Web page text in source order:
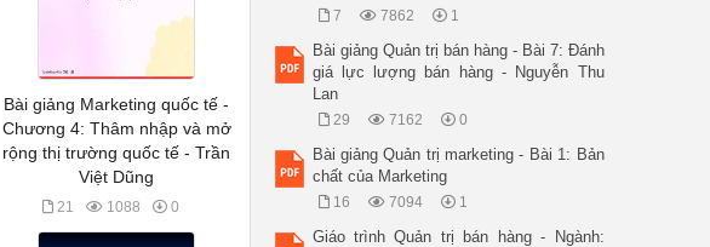
Bài giảng Marketing quốc tế -
Chương 4: Thâm nhập và mở
rộng thị trường quốc tế - Trần
Việt Dũng
21 1088 0
7 7862 1
Bài giảng Quản trị bán hàng - Bài 7: Đánh
giá lực lượng bán hàng - Nguyễn Thu
Lan
29 7162 0
Bài giảng Quản trị marketing - Bài 1: Bản
chất của Marketing
16 7094 1
Giáo trình Quản trị bán hàng - Ngành: